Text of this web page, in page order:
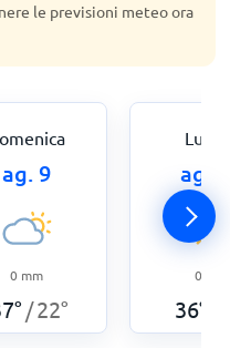
le previsioni meteo ora
ag. 9
0 mm
° /22°
ag.
0
36°